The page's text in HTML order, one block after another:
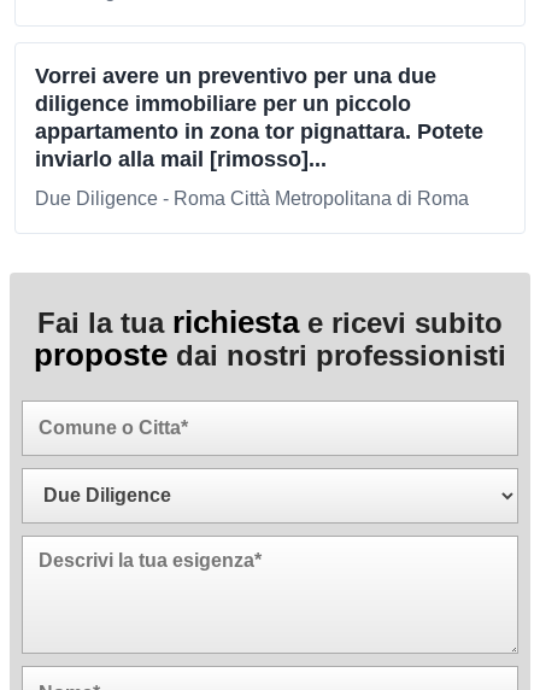
Vorrei avere un preventivo per una due
diligence immobiliare per un piccolo
appartamento in zona tor pignattara. Potete
inviarlo alla mail [rimosso]...
Due Diligence - Roma Città Metropolitana di Roma
Fai la tua richiestae ricevi subito
proposte dai nostri professionisti